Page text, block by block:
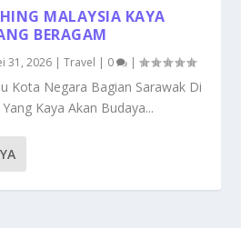
MALAYSIA KAYA
BERAGAM
31, 2026 |Travel | 0 |
Kota Negara Bagian Sarawak Di
Kaya Akan Budaya...